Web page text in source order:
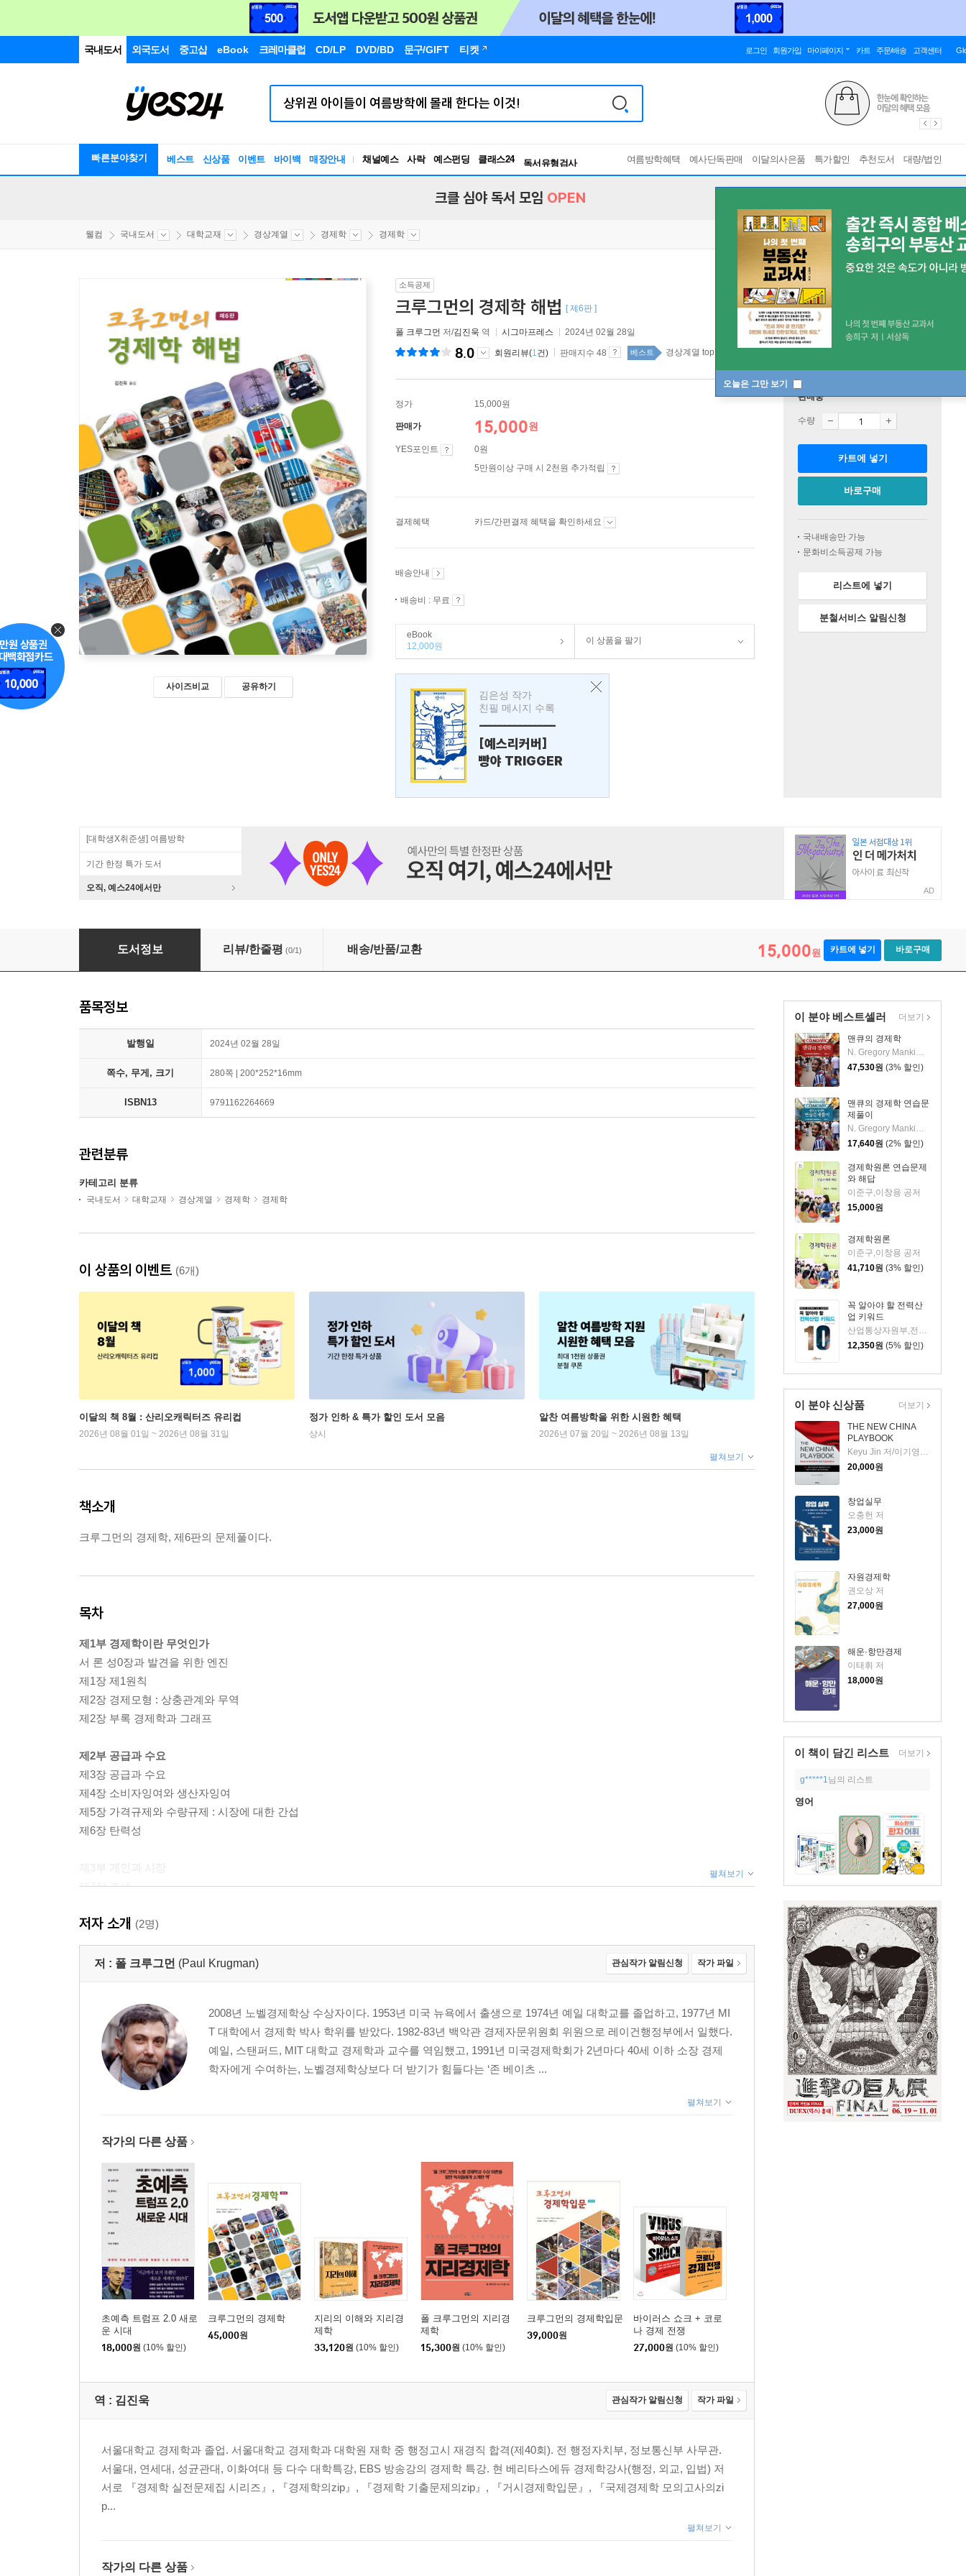
국내도서 외국도서 중고샵 eBook 크레마클럽 CD/LP DVD/BD 문구/GIFT 티켓 로그인 회원가입 마이페이지 카트 주문/배송 고객센터
빠른분야찾기 베스트 신상품 이벤트 바이백 매장안내 채널예스 사락 예스펀딩 클래스24
독서유형검사
RBTI Lab
여름방학혜택 예사단독판매 이달의사은품 특가할인 추천도서 대량/법인
오늘은 그만 보기
크클 심야 독서 모임 OPEN
웰컴 국내도서 대학교재 경상계열 경제학 경제학
사이즈비교 공유하기
소득공제
크루그먼의 경제학 해법 [ 제6판 ]
폴 크루그먼 저/김진욱 역 시그마프레스 2024년 02월 28일
8.0 회원리뷰(1건) 판매지수 48 베스트 경상계열 top100 11주
정가 15,000원
판매가 15,000원
YES포인트
0원
5만원이상 구매 시 2천원 추가적립
결제혜택 카드/간편결제 혜택을 확인하세요
배송안내
배송비 : 무료
eBook
12,000원
이 상품을 팔기
김은성 작가
친필 메시지 수록
---------------
[예스리커버]
빵야 TRIGGER
판매중
수량
카트에 넣기
바로구매
국내배송만 가능
문화비소득공제 가능
리스트에 넣기
분철서비스 알림신청
[대학생X취준생] 여름방학
기간 한정 특가 도서
오직, 예스24에서만 AD
크루그먼의 경제학 해법
도서정보 리뷰/한줄평 (0/1) 배송/반품/교환 15,000원 카트에 넣기 바로구매
이 분야 베스트셀러
맨큐의 경제학
N. Gregory Mankiw 저/이병락 역
47,530원 (3% 할인)
맨큐의 경제학 연습문
제풀이
N. Gregory Mankiw 저/이병락 역
17,640원 (2% 할인)
경제학원론 연습문제
와 해답
이준구,이창용 공저
15,000원
경제학원론
이준구,이창용 공저
41,710원 (3% 할인)
꼭 알아야 할 전력산
업 키워드
12,350원 (5% 할인)
더보기
이 분야 신상품
THE NEW CHINA
PLAYBOOK
Keyu Jin 저/이기영 역
20,000원
창업실무
오충헌 저
23,000원
자원경제학
권오상 저
27,000원
해운·항만경제
이태휘 저
18,000원
더보기
이 책이 담긴 리스트 더보기
g*****1 님의 리스트
영어
품목정보
발행일 2024년 02월 28일
쪽수, 무게, 크기 280쪽 | 200*252*16mm
ISBN13 9791162264669
관련분류
카테고리 분류
국내도서 대학교재 경상계열 경제학 경제학
이 상품의 이벤트 (6개)
이달의 책 8월 : 산리오캐릭터즈 유리컵
2026년 08월 01일 ~ 2026년 08월 31일
정가 인하 & 특가 할인 도서 모음
상시
알찬 여름방학을 위한 시원한 혜택
2026년 07월 20일 ~ 2026년 08월 13일
펼쳐보기
책소개
크루그먼의 경제학, 제6판의 문제풀이다.
목차
제1부 경제학이란 무엇인가
서 론 성0장과 발견을 위한 엔진
제1장 제1원칙
제2장 경제모형 : 상충관계와 무역
제2장 부록 경제학과 그래프
제2부 공급과 수요
제3장 공급과 수요
제4장 소비자잉여와 생산자잉여
제5장 가격규제와 수량규제 : 시장에 대한 간섭
제6장 탄력성
제7장 조세
제4부 경제학과 선택
제9장 개인과 기업의 결정
제5부 소비자
제10장 합리적인 소비자
제10장 부록 소비자 선호와 소비자 선택
제6부 생산의 결정
제13장 독점
제7부 시장구조 : 완전경쟁을 넘어서
제14장 과점
제15장 독점적 경쟁과 제품차별화
제8부 미시경제학과 공공정책
제16장 외부효과
제17장 공공재와 공유자원
제18장 복지국가의 경제학
제9부 요소시장과 위험 관리
제20장 불확실성, 위험 및 사적 정보
제10부 거시경제학 소개
제21장 거시경제학의 개관
제22장 GDP와 CPI : 거시경제의 측정
제23장 실업과 인플레이션
제24장 장기 경제성장
펼쳐보기
저자 소개 (2명)
저 : 폴 크루그먼 (Paul Krugman) 관심작가 알림신청 작가 파일
2008년 노벨경제학상 수상자이다. 1953년 미국 뉴욕에서 출생으로 1974년 예일 대학교를 졸업하고, 1977년 MI
T 대학에서 경제학 박사 학위를 받았다. 1982-83년 백악관 경제자문위원회 위원으로 레이건행정부에서 일했다.
예일, 스탠퍼드, MIT 대학교 경제학과 교수를 역임했고, 1991년 미국경제학회가 2년마다 40세 이하 소장 경제
학자에게 수여하는, 노벨경제학상보다 더 받기가 힘들다는 ‘존 베이츠 ...
펼쳐보기
작가의 다른 상품
초예측 트럼프 2.0 새로
운 시대
18,000원 (10% 할인)
크루그먼의 경제학
45,000원
지리의 이해와 지리경
제학
33,120원 (10% 할인)
폴 크루그먼의 지리경
제학
15,300원 (10% 할인)
크루그먼의 경제학입문
39,000원
바이러스 쇼크 + 코로
나 경제 전쟁
27,000원 (10% 할인)
역 : 김진욱 관심작가 알림신청 작가 파일
서울대학교 경제학과 졸업. 서울대학교 경제학과 대학원 재학 중 행정고시 재경직 합격(제40회). 전 행정자치부, 정보통신부 사무관.
서울대, 연세대, 성균관대, 이화여대 등 다수 대학특강, EBS 방송강의 경제학 특강. 현 베리타스에듀 경제학강사(행정, 외교, 입법) 저
서로 『경제학 실전문제집 시리즈』, 『경제학의zip』, 『경제학 기출문제의zip』, 『거시경제학입문』, 『국제경제학 모의고사의zi
p...
펼쳐보기
작가의 다른 상품